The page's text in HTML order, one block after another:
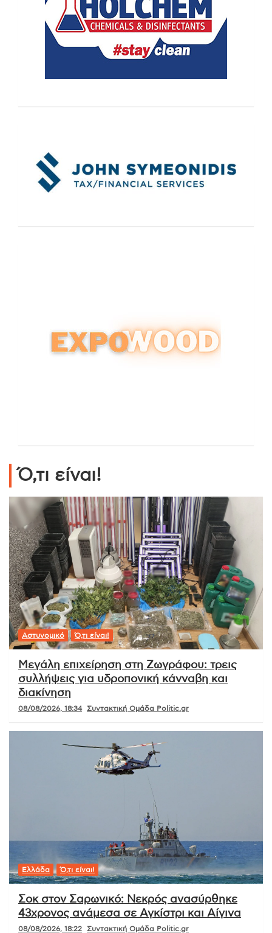
Ό,τι είναι!
Αστυνομικό Ό,τι είναι!
Μεγάλη επιχείρηση στη Ζωγράφου: τρεις
συλλήψεις για υδροπονική κάνναβη και
διακίνηση
08/08/2026, 18:34 Συντακτική Ομάδα Politic.gr
Ελλάδα Ό,τι είναι!
Σοκ στον Σαρωνικό: Νεκρός ανασύρθηκε
43χρονος ανάμεσα σε Αγκίστρι και Αίγινα
08/08/2026, 18:22 Συντακτική Ομάδα Politic.gr